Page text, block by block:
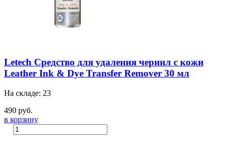
Letech Средство для удаления чернил с кожи
Leather Ink & Dye Transfer Remover 30 мл
На складе: 23
490 руб.
в корзину